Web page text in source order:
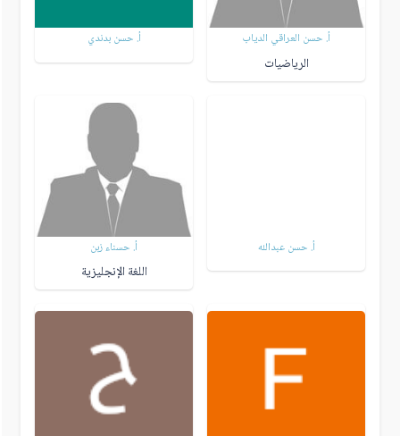
أ. حسن العراقي الدياب
الرياضيات
أ. حسن بدندي
أ. حسن عبدالله أ. حسناء زبن
اللغة الإنجليزية